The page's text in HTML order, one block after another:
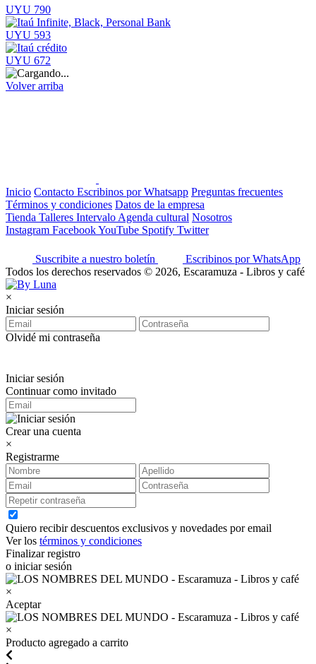
UYU 790
UYU 593
UYU 672
Volver arriba
Inicio Contacto Escribinos por Whatsapp Preguntas frecuentes
Términos y condiciones Datos de la empresa
Tienda Talleres Intervalo Agenda cultural Nosotros
Instagram FacebookYouTube Spotify Twitter
Suscribite a nuestro boletín
Escribinos por WhatsApp
Todos los derechos reservados © 2026, Escaramuza - Libros y café
×
Iniciar sesión
Olvidé mi contraseña
Iniciar sesión
Continuar como invitado
Crear una cuenta
×
Registrarme
Quiero recibir descuentos exclusivos y novedades por email
Ver los términos y condiciones
Finalizar registro
o iniciar sesión
×
Aceptar
×
Producto agregado a carrito